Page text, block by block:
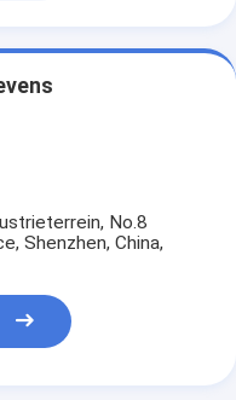
No.8
Shenzhen, China,